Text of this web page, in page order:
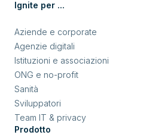
Ignite per ...
Aziende e corporate
Agenzie digitali
Istituzioni e associazioni
ONG e no-profit
Sanità
Sviluppatori
Team IT & privacy
Prodotto